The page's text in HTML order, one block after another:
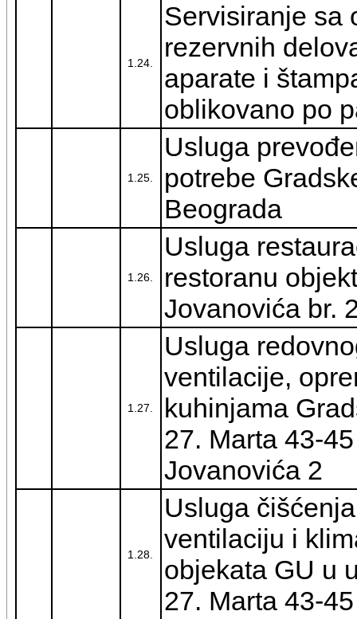
1.24.
Servisiranje sa
rezervnih
aparate i
oblikovano po
1.25.
Usluga
potrebe
Beograda
1.26.
Usluga
restoranu
Jovanovića br.
1.27.
Usluga
ventilacije,
kuhinjama
27. Marta 43-
Jovanovića 2
1.28.
Usluga
ventilaciju i
objekata GU u
27. Marta 43-45